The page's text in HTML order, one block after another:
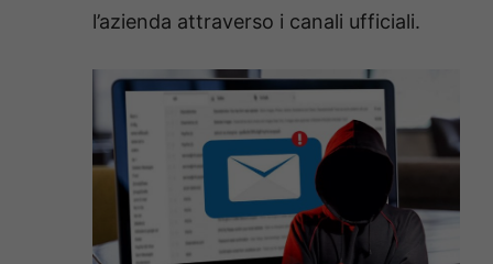
l’azienda attraverso i canali ufficiali.